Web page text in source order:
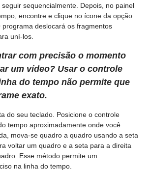
sequencialmente. Depois, no painel
encontre e clique no ícone da opção
deslocará os fragmentos
uní-los.
com precisão o momento
um vídeo? Usar o controle
do tempo não permite que
exato.
do seu teclado. Posicione o controle
tempo aproximadamente onde você
mova-se quadro a quadro usando a seta
voltar um quadro e a seta para a direita
Esse método permite um
na linha do tempo.